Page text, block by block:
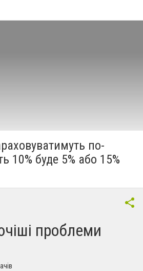
по-
10% буде 5% або 15%
проблеми